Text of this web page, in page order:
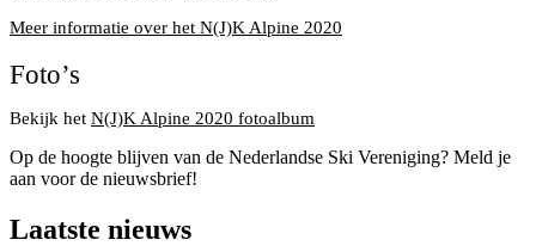
Meer informatie over het N(J)K Alpine 2020
Foto’s
Bekijk het N(J)K Alpine 2020 fotoalbum
Op de hoogte blijven van de Nederlandse Ski Vereniging? Meld je
aan voor de nieuwsbrief!
Laatste nieuws